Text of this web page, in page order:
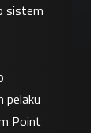
sistem
pelaku
Point